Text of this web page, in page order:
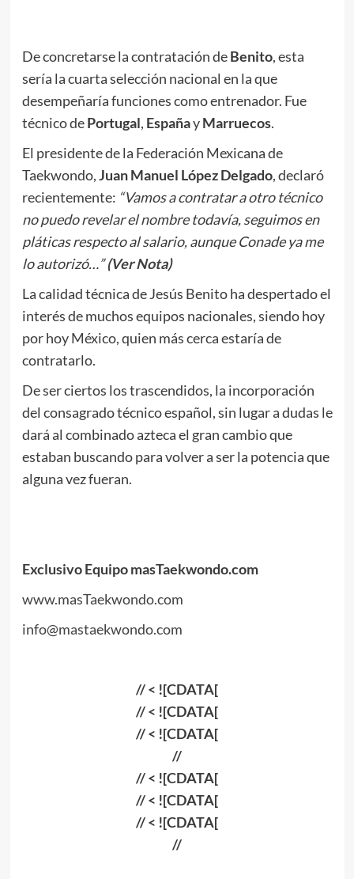
De concretarse la contratación deBenito, esta
sería la cuarta selección nacional en la que
desempeñaría funciones como entrenador. Fue
técnico dePortugal, EspañayMarruecos.
El presidente de la Federación Mexicana de
Taekwondo,Juan Manuel López Delgado, declaró
recientemente: “Vamos a contratar a otro técnico
no puedo revelar el nombre todavía, seguimos en
pláticas respecto al salario, aunque Conade ya me
lo autorizó…” (Ver Nota)
La calidad técnica de Jesús Benito ha despertado el
interés de muchos equipos nacionales, siendo hoy
por hoy México, quien más cerca estaría de
contratarlo.
De ser ciertos los trascendidos, la incorporación
del consagrado técnico español, sin lugar a dudas le
dará al combinado azteca el gran cambio que
estaban buscando para volver a ser la potencia que
alguna vez fueran.
Exclusivo Equipo masTaekwondo.com
www.masTaekwondo.com
info@mastaekwondo.com
// < ![CDATA[
// < ![CDATA[
// < ![CDATA[
//
// < ![CDATA[
// < ![CDATA[
// < ![CDATA[
//